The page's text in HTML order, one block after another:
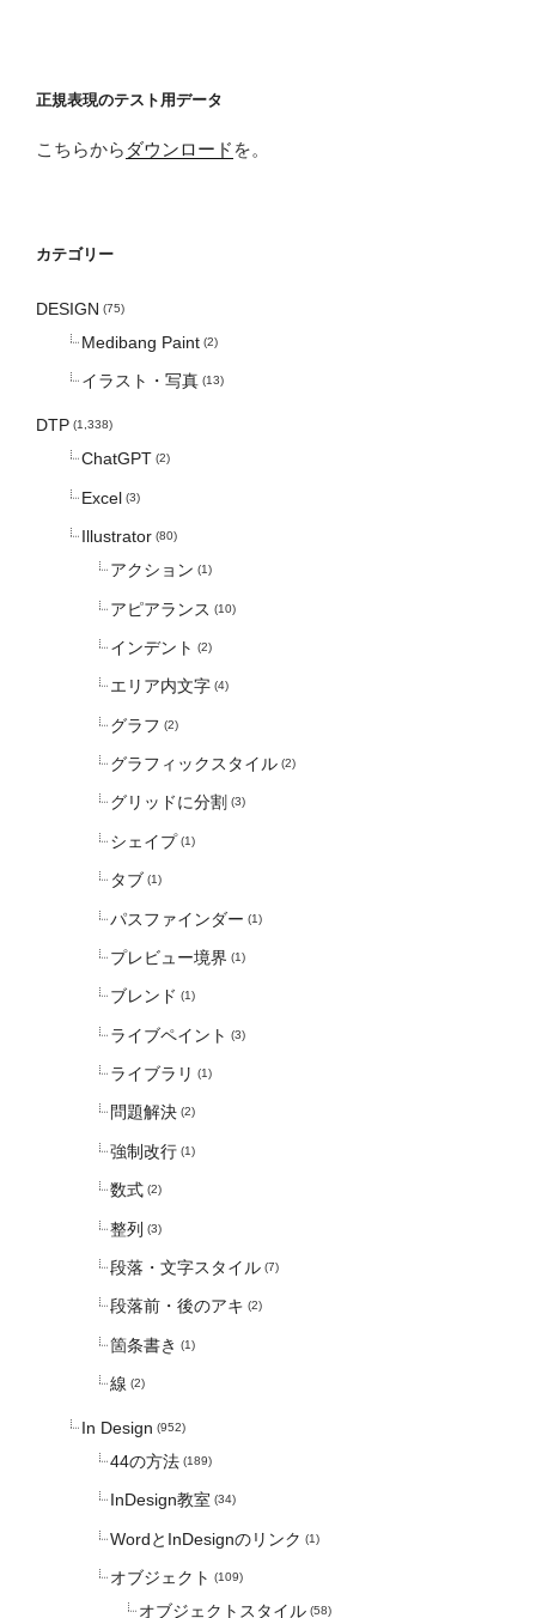
正規表現のテスト用データ
こちらから ダウンロード を。
カテゴリー
DESIGN (75)
Medibang Paint (2)
イラスト・写真 (13)
DTP (1,338)
ChatGPT (2)
Excel (3)
Illustrator (80)
アクション (1)
アピアランス (10)
インデント (2)
エリア内文字 (4)
グラフ (2)
グラフィックスタイル (2)
グリッドに分割 (3)
シェイプ (1)
タブ (1)
パスファインダー (1)
プレビュー境界 (1)
ブレンド (1)
ライブペイント (3)
ライブラリ (1)
問題解決 (2)
強制改行 (1)
数式 (2)
整列 (3)
段落・文字スタイル (7)
段落前・後のアキ (2)
箇条書き (1)
線 (2)
In Design (952)
44の方法 (189)
InDesign教室 (34)
WordとInDesignのリンク (1)
オブジェクト (109)
オブジェクトスタイル (58)